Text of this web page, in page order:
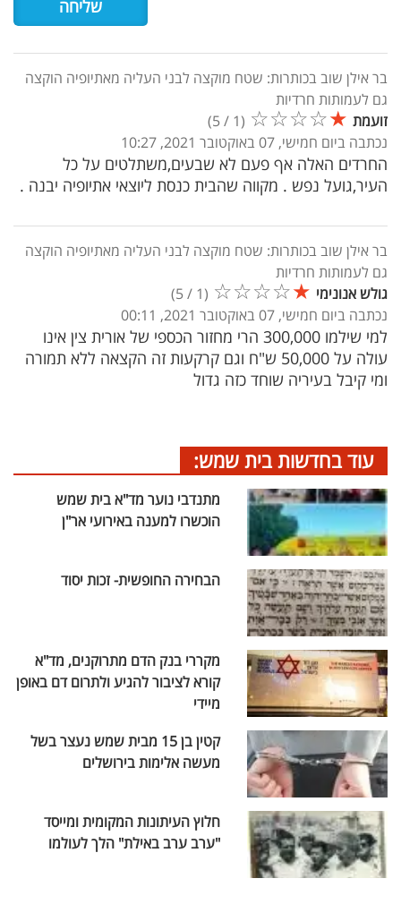
בר אילן שוב בכותרות: שטח מוקצה לבני העליה מאתיופיה הוקצה
גם לעמותות חרדיות
זועמת ★
☆
☆
☆
☆
(
1
/
5
)
נכתבה ביום חמישי, 07 באוקטובר 2021, 10:27
החרדים האלה אף פעם לא שבעים,משתלטים על כל
העיר,גועל נפש . מקווה שהבית כנסת ליוצאי אתיופיה יבנה .
בר אילן שוב בכותרות: שטח מוקצה לבני העליה מאתיופיה הוקצה
גם לעמותות חרדיות
גולש אנונימי ★
☆
☆
☆
☆
(
1
/
5
)
נכתבה ביום חמישי, 07 באוקטובר 2021, 00:11
למי שילמו 300,000 הרי מחזור הכספי של אורית צין אינו
עולה על 50,000 ש"ח וגם קרקעות זה הקצאה ללא תמורה
ומי קיבל בעיריה שוחד כזה גדול
עוד בחדשות בית שמש:
מתנדבי נוער מד"א בית שמש
הוכשרו למענה באירועי אר"ן
הבחירה החופשית- זכות יסוד
מקררי בנק הדם מתרוקנים, מד"א
קורא לציבור להגיע ולתרום דם באופן
מיידי
קטין בן 15 מבית שמש נעצר בשל
מעשה אלימות בירושלים
חלוץ העיתונות המקומית ומייסד
"ערב ערב באילת" הלך לעולמו